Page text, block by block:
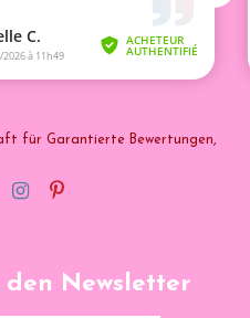
für Garantierte Bewertungen,
Newsletter